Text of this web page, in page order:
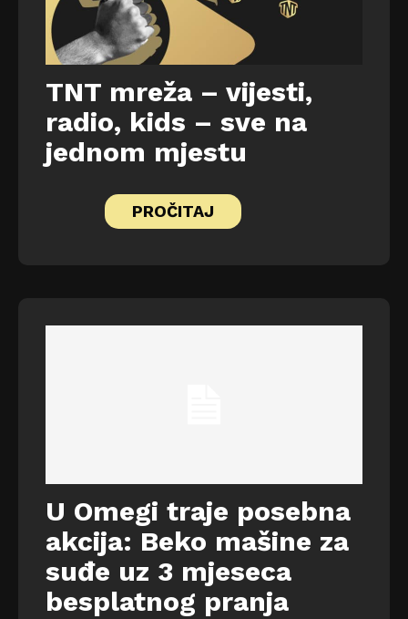
TNT mreža – vijesti,
radio, kids – sve na
jednom mjestu
PROČITAJ
U Omegi traje posebna
akcija: Beko mašine za
suđe uz 3 mjeseca
besplatnog pranja